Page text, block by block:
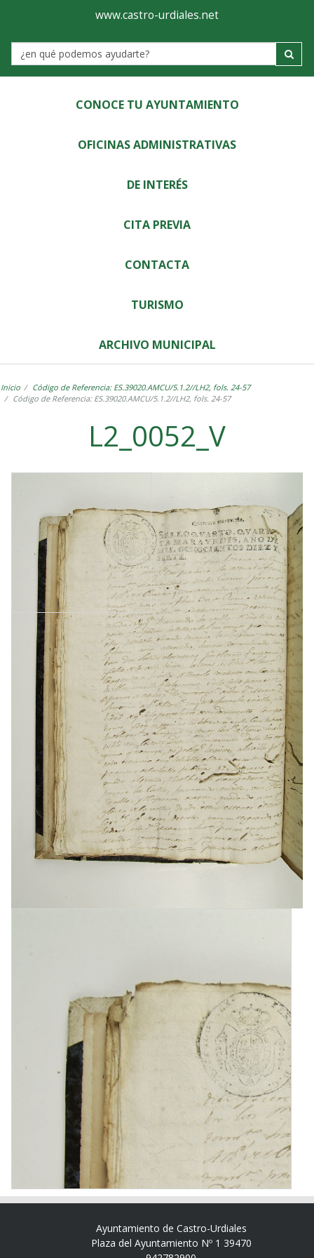
Ayuntamiento
de
Castro-
Urdiales
www.castro-urdiales.net
Label
CONOCE TU AYUNTAMIENTO
OFICINAS ADMINISTRATIVAS
DE INTERÉS
CITA PREVIA
CONTACTA
TURISMO
ARCHIVO MUNICIPAL
Inicio
Código de Referencia: ES.39020.AMCU/5.1.2//LH2, fols. 24-57
Código de Referencia: ES.39020.AMCU/5.1.2//LH2, fols. 24-57
L2_0052_V
Ayuntamiento de Castro-Urdiales
Plaza del Ayuntamiento Nº 1 39470